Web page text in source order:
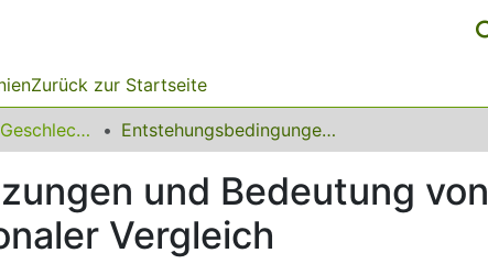
Zurück zur Startseite
Soziologie der Geschlechterverhältnisse Entstehungsbedingungen, Zielsetzungen und Bedeutung von Frauenuniversitäten. Ein internationaler Vergleich
und Bedeutung von
Vergleich